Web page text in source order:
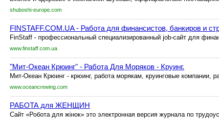
shuboshi-europe.com
FINSTAFF.COM.UA - Работа для финансистов, банкиров и
FinStaff - профессиональный специализированный job-сайт для
www.finstaff.com.ua
"Мит-Океан Крюинг" - Работа Для Моряков - Круинг.
Мит-Океан Крюинг - крюинг, работа морякам, круинговые компании,
www.oceancrewing.com
РАБОТА для ЖЕНЩИН
Сайт «Робота для жінок» это электронная версия журнала по